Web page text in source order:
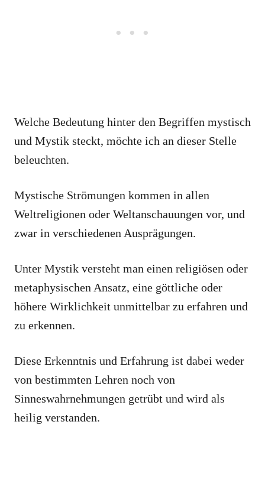
Welche Bedeutung hinter den Begriffen mystisch
und Mystik steckt, möchte ich an dieser Stelle
beleuchten.
Mystische Strömungen kommen in allen
Weltreligionen oder Weltanschauungen vor, und
zwar in verschiedenen Ausprägungen.
Unter Mystik versteht man einen religiösen oder
metaphysischen Ansatz, eine göttliche oder
höhere Wirklichkeit unmittelbar zu erfahren und
zu erkennen.
Diese Erkenntnis und Erfahrung ist dabei weder
von bestimmten Lehren noch von
Sinneswahrnehmungen getrübt und wird als
heilig verstanden.